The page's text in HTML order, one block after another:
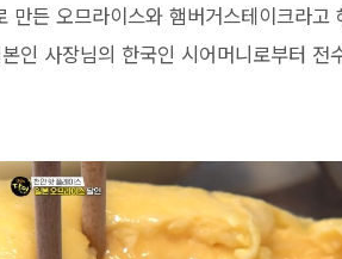
든 오므라이스와 햄버거스테이크라고
인 사장님의 한국인 시어머니로부터 전